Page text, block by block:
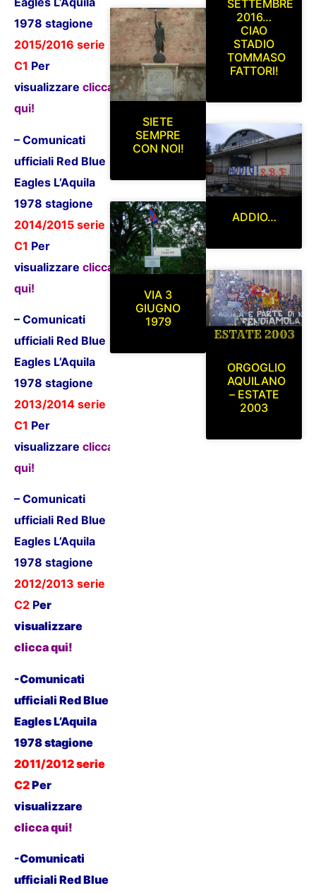
1978 stagione
2015/2016 serie
C1 Per
visualizzare clicca
qui!
– Comunicati
ufficiali Red Blue
Eagles L’Aquila
1978 stagione
2014/2015 serie
C1 Per
visualizzare clicca
qui!
– Comunicati
ufficiali Red Blue
Eagles L’Aquila
1978 stagione
2013/2014 serie
C1 Per
visualizzare clicca
qui!
– Comunicati
ufficiali Red Blue
Eagles L’Aquila
1978 stagione
2012/2013 serie
C2 Per
visualizzare
clicca qui!
-Comunicati
ufficiali Red Blue
Eagles L’Aquila
1978 stagione
2011/2012 serie
C2Per
visualizzare
clicca qui!
-Comunicati
ufficiali Red Blue
SIETE
SEMPRE
CON NOI!
VIA 3
GIUGNO
1979
SETTEMBRE
2016…
CIAO
STADIO
TOMMASO
FATTORI!
ADDIO…
ORGOGLIO
AQUILANO
– ESTATE
2003